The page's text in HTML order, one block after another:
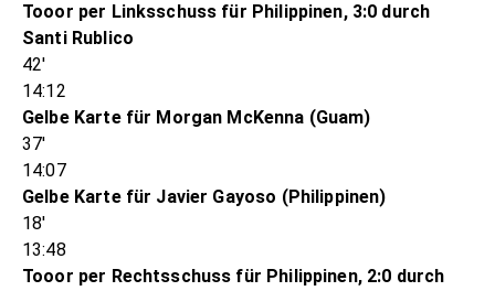
Tooor per Linksschuss für Philippinen, 3:0 durch
Santi Rublico
42'
14:12
Gelbe Karte für Morgan McKenna (Guam)
37'
14:07
Gelbe Karte für Javier Gayoso (Philippinen)
18'
13:48
Tooor per Rechtsschuss für Philippinen, 2:0 durch